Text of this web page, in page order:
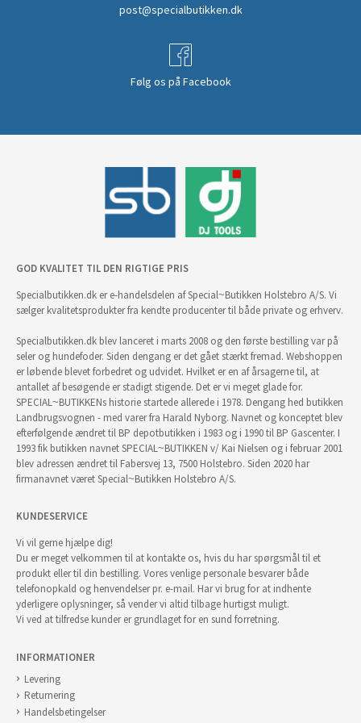
post@specialbutikken.dk
Følg os på Facebook
GOD KVALITET TIL DEN RIGTIGE PRIS
Specialbutikken.dk er e-handelsdelen af Special~Butikken Holstebro A/S. Vi
sælger kvalitetsprodukter fra kendte producenter til både private og erhverv.
Specialbutikken.dk blev lanceret i marts 2008 og den første bestilling var på
seler og hundefoder. Siden dengang er det gået stærkt fremad. Webshoppen
er løbende blevet forbedret og udvidet. Hvilket er en af årsagerne til, at
antallet af besøgende er stadigt stigende. Det er vi meget glade for.
SPECIAL~BUTIKKENs historie startede allerede i 1978. Dengang hed butikken
Landbrugsvognen - med varer fra Harald Nyborg. Navnet og konceptet blev
efterfølgende ændret til BP depotbutikken i 1983 og i 1990 til BP Gascenter. I
1993 fik butikken navnet SPECIAL~BUTIKKEN v/ Kai Nielsen og i februar 2001
blev adressen ændret til Fabersvej 13, 7500 Holstebro. Siden 2020 har
firmanavnet været Special~Butikken Holstebro A/S.
KUNDESERVICE
Vi vil gerne hjælpe dig!
Du er meget velkommen til at kontakte os, hvis du har spørgsmål til et
produkt eller til din bestilling. Vores venlige personale besvarer både
telefonopkald og henvendelser pr. e-mail. Har vi brug for at indhente
yderligere oplysninger, så vender vi altid tilbage hurtigst muligt.
Vi ved at tilfredse kunder er grundlaget for en sund forretning.
INFORMATIONER
Levering
Returnering
Handelsbetingelser